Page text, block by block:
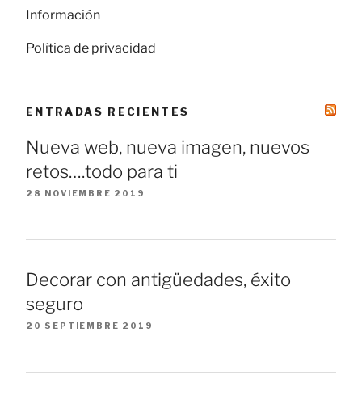
Información
Política de privacidad
ENTRADAS RECIENTES
Nueva web, nueva imagen, nuevos
retos….todo para ti
28 NOVIEMBRE 2019
Decorar con antigüedades, éxito
seguro
20 SEPTIEMBRE 2019